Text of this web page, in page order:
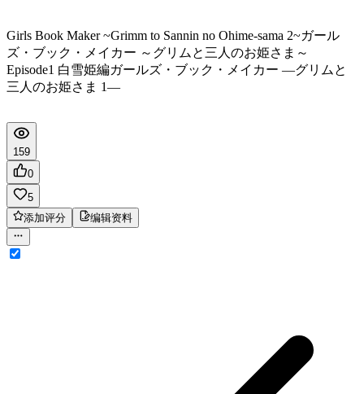
Girls Book Maker ~Grimm to Sannin no Ohime-sama 2~ガール
ズ・ブック・メイカー ～グリムと三人のお姫さま～
Episode1 白雪姫編ガールズ・ブック・メイカー ―グリムと
三人のお姫さま 1―
159
0
5
添加评分
编辑资料